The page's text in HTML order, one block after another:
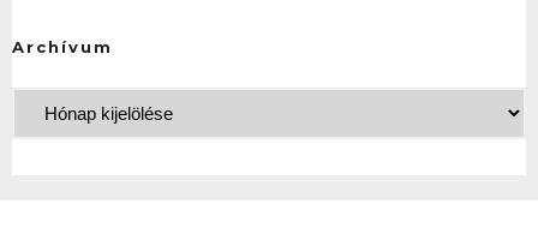
Archívum